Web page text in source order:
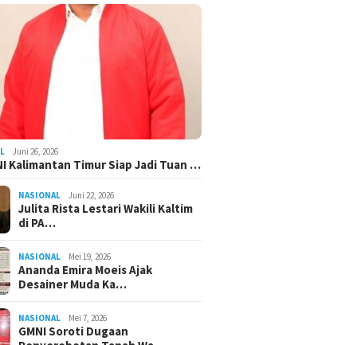
Juni 26, 2026
Kalimantan Timur Siap Jadi Tuan …
NASIONAL Juni 22, 2026
Julita Rista Lestari Wakili Kaltim
di PA…
NASIONAL Mei 19, 2026
Ananda Emira Moeis Ajak
Desainer Muda Ka…
NASIONAL Mei 7, 2026
GMNI Soroti Dugaan